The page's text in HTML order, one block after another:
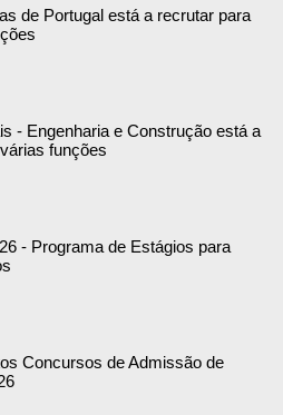
de Portugal está a recrutar para
- Engenharia e Construção está a
funções
- Programa de Estágios para
Concursos de Admissão de